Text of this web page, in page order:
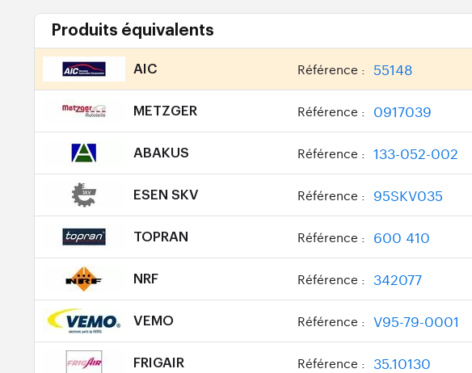
Produits équivalents
AIC Référence : 55148
METZGER Référence : 0917039
ABAKUS Référence : 133-052-002
ESEN SKV Référence : 95SKV035
TOPRAN Référence : 600 410
NRF Référence : 342077
VEMO Référence : V95-79-0001
FRIGAIR Référence : 35.10130